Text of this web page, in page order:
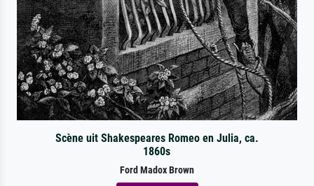
Scène uit Shakespeares Romeo en Julia, ca.
1860s
Ford Madox Brown